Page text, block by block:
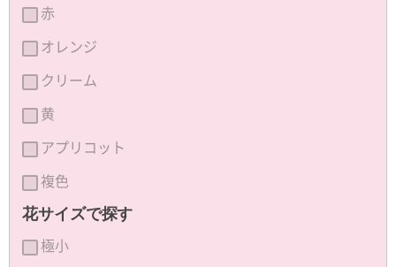
赤
オレンジ
クリーム
黄
アプリコット
複色
花サイズで探す
極小